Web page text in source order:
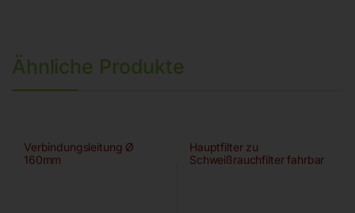
Ähnliche Produkte
Verbindungsleitung Ø
160mm
Hauptfilter zu
Schweißrauchfilter fahrbar